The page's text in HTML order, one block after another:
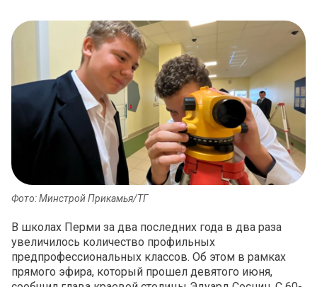
Фото: Минстрой Прикамья/ТГ
В школах Перми за два последних года в два раза
увеличилось количество профильных
предпрофессиональных классов. Об этом в рамках
прямого эфира, который прошел девятого июня,